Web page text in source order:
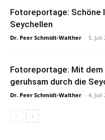
Fotoreportage: Schöne
Seychellen
Dr. Peer Schmidt-Walther - 5. Juli
Fotoreportage: Mit dem
geruhsam durch die
Dr. Peer Schmidt-Walther - 4. Juli